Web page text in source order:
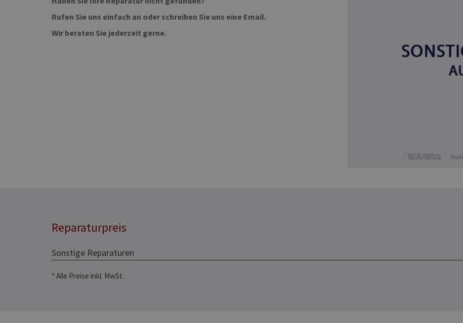
Rufen Sie uns einfach an oder schreiben Sie uns eine Email.
Wir beraten Sie jederzeit gerne.
Reparaturpreis
Sonstige Reparaturen
* Alle Preise inkl. MwSt.